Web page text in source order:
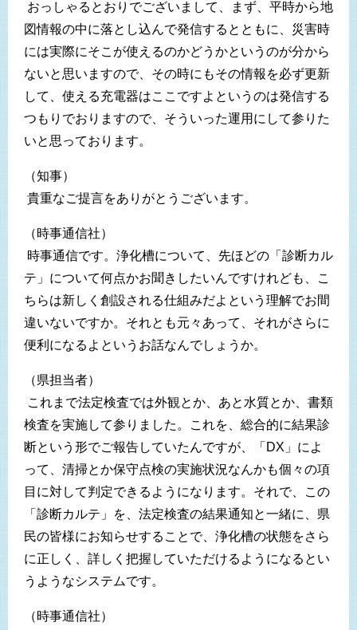
おっしゃるとおりでございまして、まず、平時から地
図情報の中に落とし込んで発信するとともに、災害時
には実際にそこが使えるのかどうかというのが分から
ないと思いますので、その時にもその情報を必ず更新
して、使える充電器はここですよというのは発信する
つもりでおりますので、そういった運用にして参りた
いと思っております。
（知事）
貴重なご提言をありがとうございます。
（時事通信社）
時事通信です。浄化槽について、先ほどの「診断カル
テ」について何点かお聞きしたいんですけれども、こ
ちらは新しく創設される仕組みだよという理解でお間
違いないですか。それとも元々あって、それがさらに
便利になるよというお話なんでしょうか。
（県担当者）
これまで法定検査では外観とか、あと水質とか、書類
検査を実施して参りました。これを、総合的に結果診
断という形でご報告していたんですが、「DX」によ
って、清掃とか保守点検の実施状況なんかも個々の項
目に対して判定できるようになります。それで、この
「診断カルテ」を、法定検査の結果通知と一緒に、県
民の皆様にお知らせすることで、浄化槽の状態をさら
に正しく、詳しく把握していただけるようになるとい
うようなシステムです。
（時事通信社）